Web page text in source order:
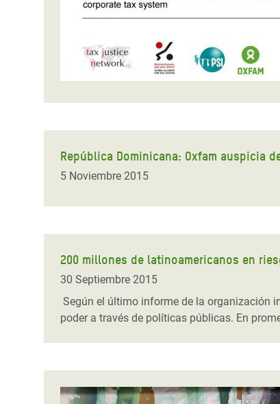
República Dominicana: Oxfam auspicia
5 Noviembre 2015
200 millones de latinoamericanos en
30 Septiembre 2015
Según el último informe de la organización
poder a través de políticas públicas. En